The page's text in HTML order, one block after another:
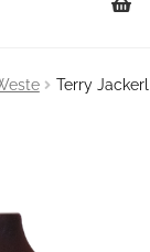
Terry Jackerl